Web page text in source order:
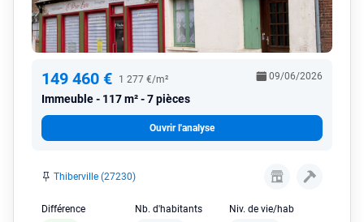
149 460 € 1 277 €/m²
Immeuble 117 m² - 7 pièces
09/06/2026
Ouvrir l'analyse
Thiberville (27230)
Différence
Nb. d'habitants
Niv. de vie/hab